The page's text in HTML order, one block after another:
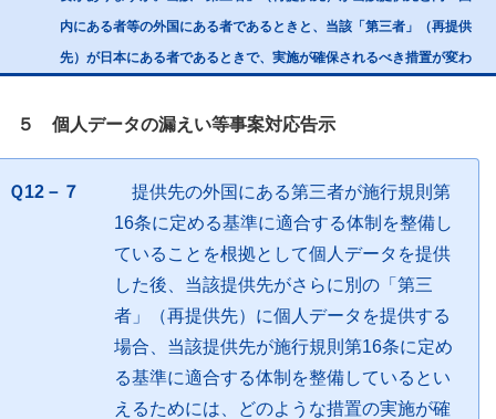
内にある者等の外国にある者であるときと、当該「第三者」（再提供
先）が日本にある者であるときで、実施が確保されるべき措置が変わ
５ 個人データの漏えい等事案対応告示
Ｑ12－７
提供先の外国にある第三者が施行規則第
16条に定める基準に適合する体制を整備し
ていることを根拠として個人データを提供
した後、当該提供先がさらに別の「第三
者」（再提供先）に個人データを提供する
場合、当該提供先が施行規則第16条に定め
る基準に適合する体制を整備しているとい
えるためには、どのような措置の実施が確